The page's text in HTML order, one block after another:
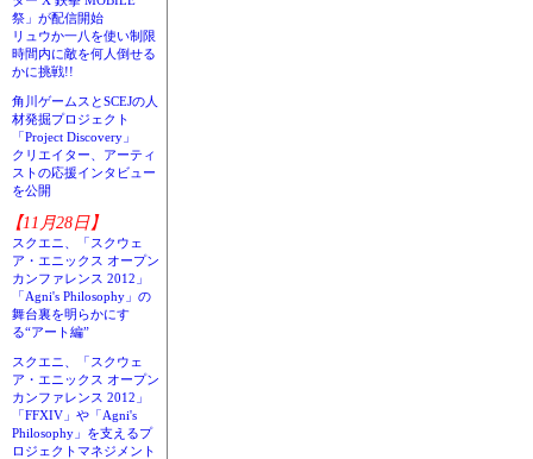
祭」が配信開始
リュウか一八を使い制限
時間内に敵を何人倒せる
かに挑戦!!
角川ゲームスとSCEJの人
材発掘プロジェクト
「Project Discovery」
クリエイター、アーティ
ストの応援インタビュー
を公開
【11月28日】
スクエニ、「スクウェ
ア・エニックス オープン
カンファレンス 2012」
「Agni's Philosophy」の
舞台裏を明らかにす
る“アート編”
スクエニ、「スクウェ
ア・エニックス オープン
カンファレンス 2012」
「FFXIV」や「Agni's
Philosophy」を支えるプ
ロジェクトマネジメント